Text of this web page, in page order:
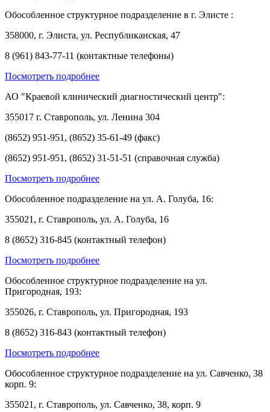
Обособленное структурное подразделение в г. Элисте :
358000, г. Элиста, ул. Республиканская, 47
8 (961) 843-77-11 (контактные телефоны)
Посмотреть подробнее
АО "Краевой клинический диагностический центр":
355017 г. Ставрополь, ул. Ленина 304
(8652) 951-951, (8652) 35-61-49 (факс)
(8652) 951-951, (8652) 31-51-51 (справочная служба)
Посмотреть подробнее
Обособленное подразделение на ул. А. Голуба, 16:
355021, г. Ставрополь, ул. А. Голуба, 16
8 (8652) 316-845 (контактный телефон)
Посмотреть подробнее
Обособленное структурное подразделение на ул.
Пригородная, 193:
355026, г. Ставрополь, ул. Пригородная, 193
8 (8652) 316-843 (контактный телефон)
Посмотреть подробнее
Обособленное структурное подразделение на ул. Савченко, 38
корп. 9:
355021, г. Ставрополь, ул. Савченко, 38, корп. 9